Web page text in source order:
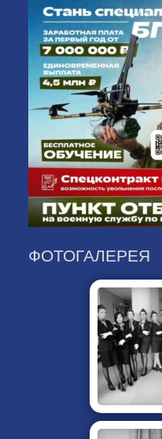
ФОТОГАЛЕРЕЯ